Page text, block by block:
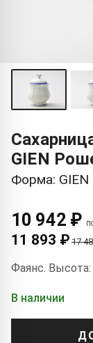
GIEN
Форма:
10 942 ₽
11 893 ₽ 17
Фаянс.
В наличии